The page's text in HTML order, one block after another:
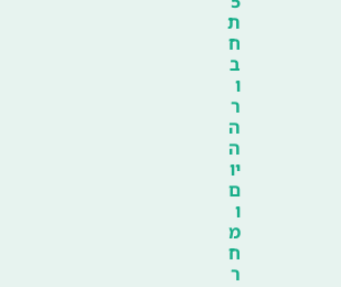
ת
ח
ב
ו
ר
ה
ה
יו
ם
ו
מ
ח
ר